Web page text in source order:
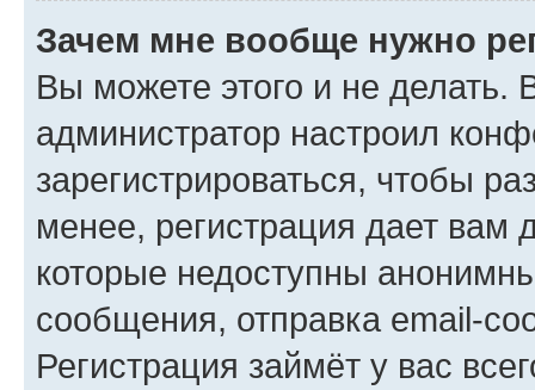
Зачем мне вообще нужно
Вы можете этого и не делать.
администратор настроил
зарегистрироваться, чтобы
менее, регистрация дает вам
которые недоступны
сообщения, отправка email-
Регистрация займёт у вас